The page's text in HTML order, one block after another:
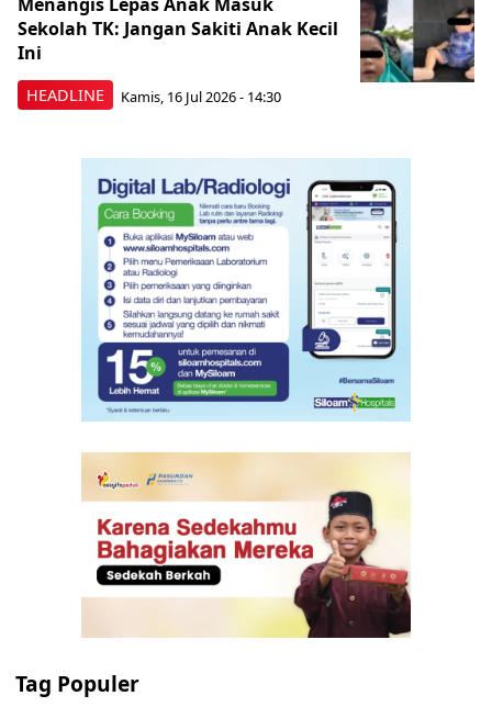
HEADLINE
Sekolah TK: Jangan Sakiti Anak Kecil
Ini
Kamis, 16 Jul 2026 - 14:30
Tag Populer